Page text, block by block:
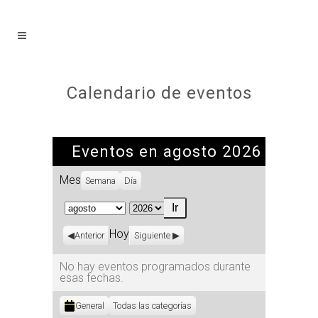
Calendario de eventos
Eventos en agosto 2026
Mes Semana Día
Mes
Año
Anterior Hoy Siguiente
No hay eventos programados durante
esas fechas.
Categorías
General Todas las categorías